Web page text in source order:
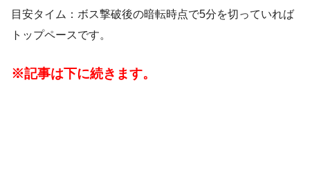
目安タイム：ボス撃破後の暗転時点で5分を切っていれば
トップペースです。
※記事は下に続きます。